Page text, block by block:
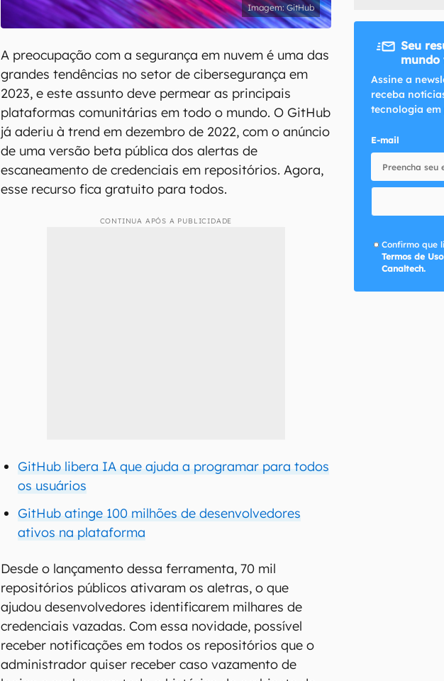
GitHub
A preocupação com a segurança em nuvem é uma das
grandes tendências no setor de cibersegurança em
2023, e este assunto deve permear as principais
plataformas comunitárias em todo o mundo. O GitHub
já aderiu à trend em dezembro de 2022, com o anúncio
de uma versão beta pública dos alertas de
escaneamento de credenciais em repositórios. Agora,
esse recurso fica gratuito para todos.
CONTINUA APÓS A PUBLICIDADE
GitHub libera IA que ajuda a programar para todos
os usuários
GitHub atinge 100 milhões de desenvolvedores
ativos na plataforma
Desde o lançamento dessa ferramenta, 70 mil
repositórios públicos ativaram os aletras, o que
ajudou desenvolvedores identificarem milhares de
credenciais vazadas. Com essa novidade, possível
receber notificações em todos os repositórios que o
administrador quiser receber caso vazamento de
Seu
mundo
Assine a
receba
tecnologia
E-mail
Confirmo que
Termos de
Canaltech.